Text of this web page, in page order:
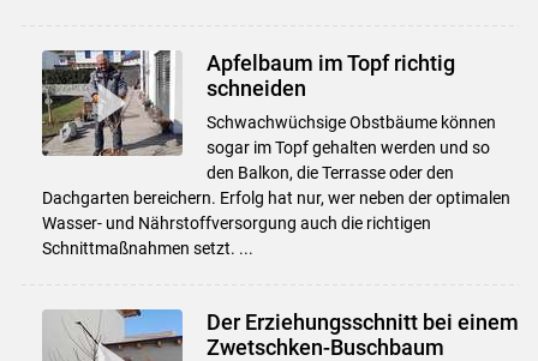
Apfelbaum im Topf richtig
schneiden
Schwachwüchsige Obstbäume können
sogar im Topf gehalten werden und so
den Balkon, die Terrasse oder den
Dachgarten bereichern. Erfolg hat nur, wer neben der optimalen
Wasser- und Nährstoffversorgung auch die richtigen
Schnittmaßnahmen setzt. ...
Der Erziehungsschnitt bei einem
Zwetschken-Buschbaum